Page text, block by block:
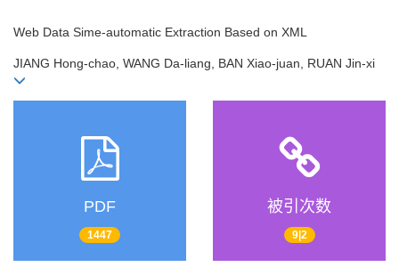
Web Data Sime-automatic Extraction Based on XML
JIANG Hong-chao, WANG Da-liang, BAN Xiao-juan, RUAN Jin-xi
PDF
1447
被引次数
9|2